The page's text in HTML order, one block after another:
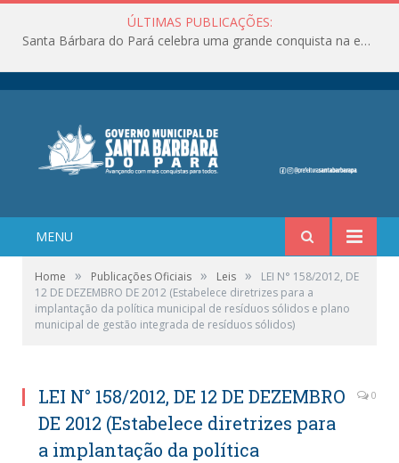
ÚLTIMAS PUBLICAÇÕES:
Santa Bárbara do Pará celebra uma grande conquista na educação!
MENU
Home » Publicações Oficiais » Leis »
LEI N° 158/2012, DE
12 DE DEZEMBRO DE 2012 (Estabelece diretrizes para a
implantação da política municipal de resíduos sólidos e plano
municipal de gestão integrada de resíduos sólidos)
LEI N° 158/2012, DE 12 DE DEZEMBRO
DE 2012 (Estabelece diretrizes para
a implantação da política
0